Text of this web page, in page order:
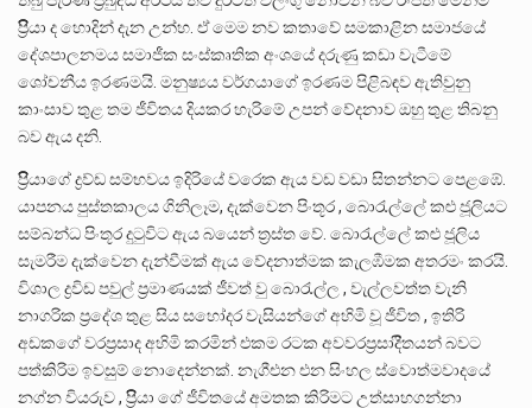
ප්‍රිිිියා ද හොදින් දැන උන්හ. ඒ මෙම නව කතාවේ සමකාළින සමාජයේ
දේශපාලනමය සමාජීක සංස්කෘතික අංශයේ දරුණු කඩා වැටීමේ
ශෝචනීය ඉරණමයි. මනුෂ්‍යය වර්ගයාගේ ඉරණම පිළිබඳව ඇතිවුනු
කාංසාව තුළ තම ජීවිතය දියකර හැරිමේ උපන් වේදනාව ඔහු තුළ තිබනු
බව ඇය දනි.
ප්‍රිිිියා⁣ගේ ද්‍රව්ඩ⁣ සම්භවය ඉදිරියේ වරෙක ඇය වඩ වඩා සිතන්නට පෙළඹේ.
යාපනය පුස්තකාලය ගිනිලෑම, දැක්වෙන පිංතූර , බොරැල්ලේ කළු ජූලියට
සම්බන්ධ පිංතූර දුටුවිට ඇය බයෙන් ත්‍රස්ත වේ. බොරැල්ලේ කළු ජූලිය
සැමරීම දැක්වෙන දැන්වීමක් ඇය වේදනාත්මක කැලඹීමක අතරමං කරයි.
විශාල ද්‍රවිඩ පවුල් ප්‍රමාණයක් ජීවත් වු බොරැල්ල , වැල්ලවත්ත වැනි
නාගරික ප්‍රදේශ තුළ සිය සහෝදර වැසියන්ගේ අහිමි වූ ජීවිත , ඉතිරි
අඩකගේ වරප්‍රසාද අහිමි කරමින් එකම රටක අවවරප්‍රසාදිිතයන් බවට
පත්කිරිම ඉවසුම් නොදෙන්නක්. නැගීඑන එන සිංහල ස්වොත්මවාදයේ
නග්න වියරුව , ප්‍රිිියා ගේ ජීවිතයේ අමතක කිරිමට උත්සාහගන්නා